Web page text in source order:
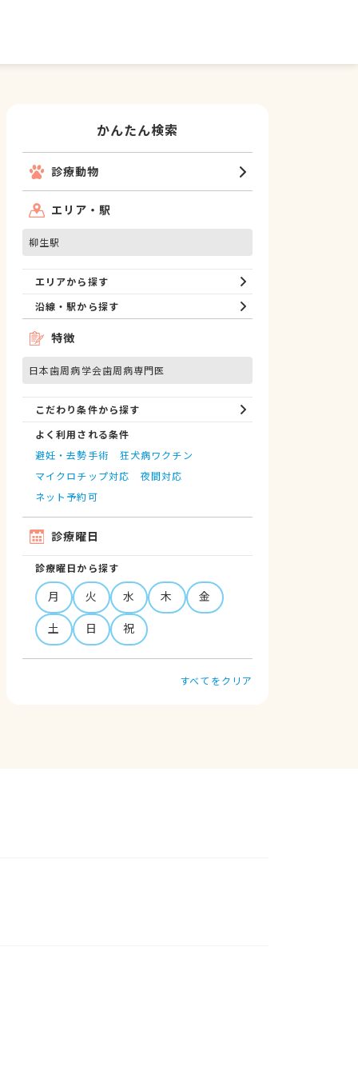
かんたん検索
診療動物
エリア・駅
柳生駅
エリアから探す
沿線・駅から探す
特徴
日本歯周病学会歯周病専門医
こだわり条件から探す
よく利用される条件
避妊・去勢手術
狂犬病ワクチン
マイクロチップ対応
夜間対応
ネット予約可
診療曜日
診療曜日から探す
月 火 水 木
金
土
日 祝
すべてをクリア